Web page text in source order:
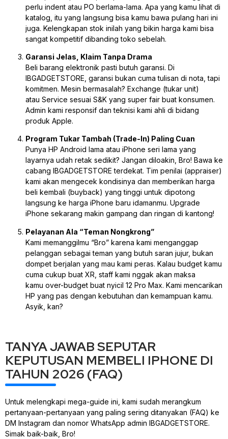
perlu indent atau PO berlama-lama. Apa yang kamu lihat di
katalog, itu yang langsung bisa kamu bawa pulang hari ini
juga. Kelengkapan stok inilah yang bikin harga kami bisa
sangat kompetitif dibanding toko sebelah.
Garansi Jelas, Klaim Tanpa Drama
Beli barang elektronik pasti butuh garansi. Di
IBGADGETSTORE, garansi bukan cuma tulisan di nota, tapi
komitmen. Mesin bermasalah? Exchange (tukar unit)
atau Service sesuai S&K yang super fair buat konsumen.
Admin kami responsif dan teknisi kami ahli di bidang
produk Apple.
Program Tukar Tambah (Trade-In) Paling Cuan
Punya HP Android lama atau iPhone seri lama yang
layarnya udah retak sedikit? Jangan diloakin, Bro! Bawa ke
cabang IBGADGETSTORE terdekat. Tim penilai (appraiser)
kami akan mengecek kondisinya dan memberikan harga
beli kembali (buyback) yang tinggi untuk dipotong
langsung ke harga iPhone baru idamanmu. Upgrade
iPhone sekarang makin gampang dan ringan di kantong!
Pelayanan Ala “Teman Nongkrong”
Kami memanggilmu “Bro” karena kami menganggap
pelanggan sebagai teman yang butuh saran jujur, bukan
dompet berjalan yang mau kami peras. Kalau budget kamu
cuma cukup buat XR, staff kami nggak akan maksa
kamu over-budget buat nyicil 12 Pro Max. Kami mencarikan
HP yang pas dengan kebutuhan dan kemampuan kamu.
Asyik, kan?
TANYA JAWAB SEPUTAR
KEPUTUSAN MEMBELI IPHONE DI
TAHUN 2026 (FAQ)
Untuk melengkapi mega-guide ini, kami sudah merangkum
pertanyaan-pertanyaan yang paling sering ditanyakan (FAQ) ke
DM Instagram dan nomor WhatsApp admin IBGADGETSTORE.
Simak baik-baik, Bro!